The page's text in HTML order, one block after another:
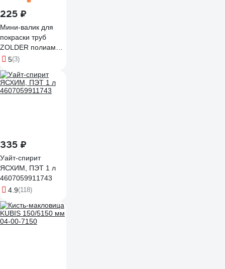
225 ₽
Мини-валик для
покраски труб
ZOLDER полиамид,
с ручкой, ворс 12
ЭК000135628
5(3)
335 ₽
Уайт-спирит
ЯСХИМ, ПЭТ 1 л
4607059911743
4.9(118)